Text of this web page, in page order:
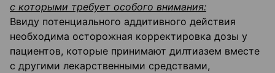
с которыми требует особого внимания:
Ввиду потенциального аддитивного действия
необходима осторожная корректировка дозы у
пациентов, которые принимают дилтиазем вместе
с другими лекарственными средствами,